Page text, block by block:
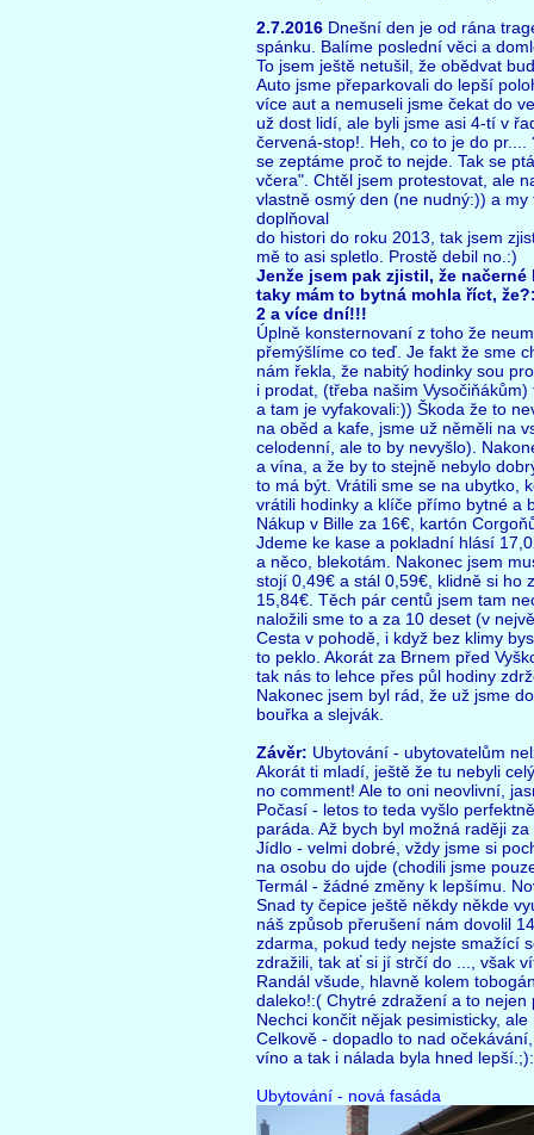
2.7.2016 Dnešní den je od rána
spánku. Balíme poslední věci a
To jsem ještě netušil, že obědvat
Auto jsme přeparkovali do lepší
více aut a nemuseli jsme čekat do
už dost lidí, ale byli jsme asi 4-tí v
červená-stop!. Heh, co to je do
se zeptáme proč to nejde. Tak se
včera". Chtěl jsem protestovat, ale
vlastně osmý den (ne nudný:)) a
doplňoval
do histori do roku 2013, tak jsem
mě to asi spletlo. Prostě debil no.:)
Jenže jsem pak zjistil, že
taky mám to bytná mohla říct,
2 a více dní!!!
Úplně konsternovaní z toho že
přemýšlíme co teď. Je fakt že sme
nám řekla, že nabitý hodinky sou
i prodat, (třeba našim
a tam je vyfakovali:)) Škoda že to
na oběd a kafe, jsme už něměli na
celodenní, ale to by nevyšlo).
a vína, a že by to stejně nebylo
to má být. Vrátili sme se na ubytko,
vrátili hodinky a klíče přímo bytné a
Nákup v Bille za 16€, kartón
Jdeme ke kase a pokladní hlásí
a něco, blekotám. Nakonec jsem
stojí 0,49€ a stál 0,59€, klidně si ho
15,84€. Těch pár centů jsem tam
naložili sme to a za 10 deset (v
Cesta v pohodě, i když bez klimy
to peklo. Akorát za Brnem před
tak nás to lehce přes půl hodiny
Nakonec jsem byl rád, že už jsme
bouřka a slejvák.
Závěr: Ubytování - ubytovatelům
Akorát ti mladí, ještě že tu nebyli
no comment! Ale to oni neovlivní,
Počasí - letos to teda vyšlo
paráda. Až bych byl možná raději
Jídlo - velmi dobré, vždy jsme si
na osobu do ujde (chodili jsme
Termál - žádné změny k lepšímu.
Snad ty čepice ještě někdy někde
náš způsob přerušení nám dovolil
zdarma, pokud tedy nejste smažící
zdražili, tak ať si jí strčí do ..., však
Randál všude, hlavně kolem
daleko!:( Chytré zdražení a to nejen
Nechci končit nějak pesimisticky,
Celkově - dopadlo to nad
víno a tak i nálada byla hned
Ubytování - nová fasáda